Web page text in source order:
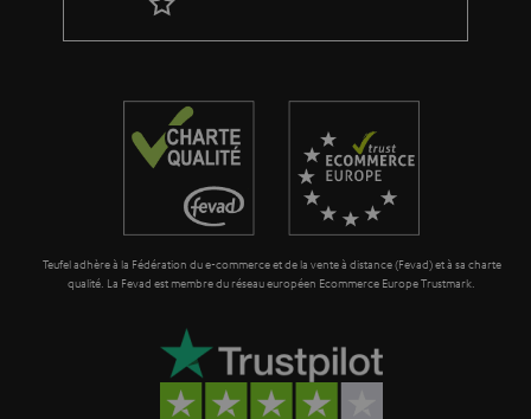
a
a
r
i
Teufel adhère à la Fédération du e-commerce et de la vente à distance (Fevad) et à sa charte
qualité. La Fevad est membre du réseau européen Ecommerce Europe Trustmark.